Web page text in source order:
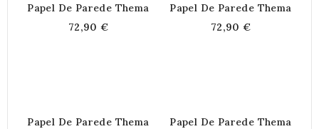
Papel De Parede Thema
72,90 €
Papel De Parede Thema
72,90 €
Papel De Parede Thema
Papel De Parede Thema